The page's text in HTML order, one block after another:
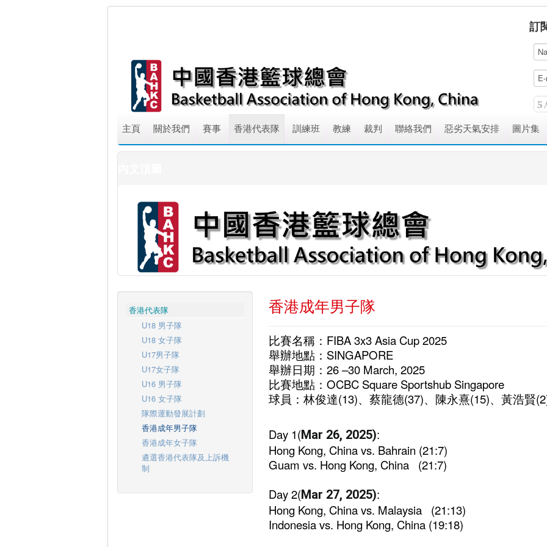
訂
主頁 關於我們 賽事 香港代表隊 訓練班 教練 裁判 聯絡我們 惡劣天氣安排 圖片集
香港代表隊
U18 男子隊
U18 女子隊
U17男子隊
U17女子隊
U16 男子隊
U16 女子隊
隊際運動發展計劃
香港成年男子隊
香港成年女子隊
遴選香港代表隊及上訴機
制
香港成年男子隊
比賽名稱：FIBA 3x3 Asia Cup 2025
舉辦地點：SINGAPORE
舉辦日期：26 –30 March, 2025
比賽地點：OCBC Square Sportshub Singapore
球員：林俊達(13)、蔡龍德(37)、陳永熹(15)、黃浩賢
Day 1(Mar 26, 2025):
Hong Kong, China vs. Bahrain (21:7)
Guam vs. Hong Kong, China (21:7)
Day 2(Mar 27, 2025):
Hong Kong, China vs. Malaysia (21:13)
Indonesia vs. Hong Kong, China (19:18)